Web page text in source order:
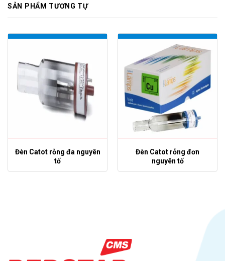
SẢN PHẨM TƯƠNG TỰ
Đèn Catot rỗng đa nguyên
tố
Đèn Catot rỗng đơn
nguyên tố